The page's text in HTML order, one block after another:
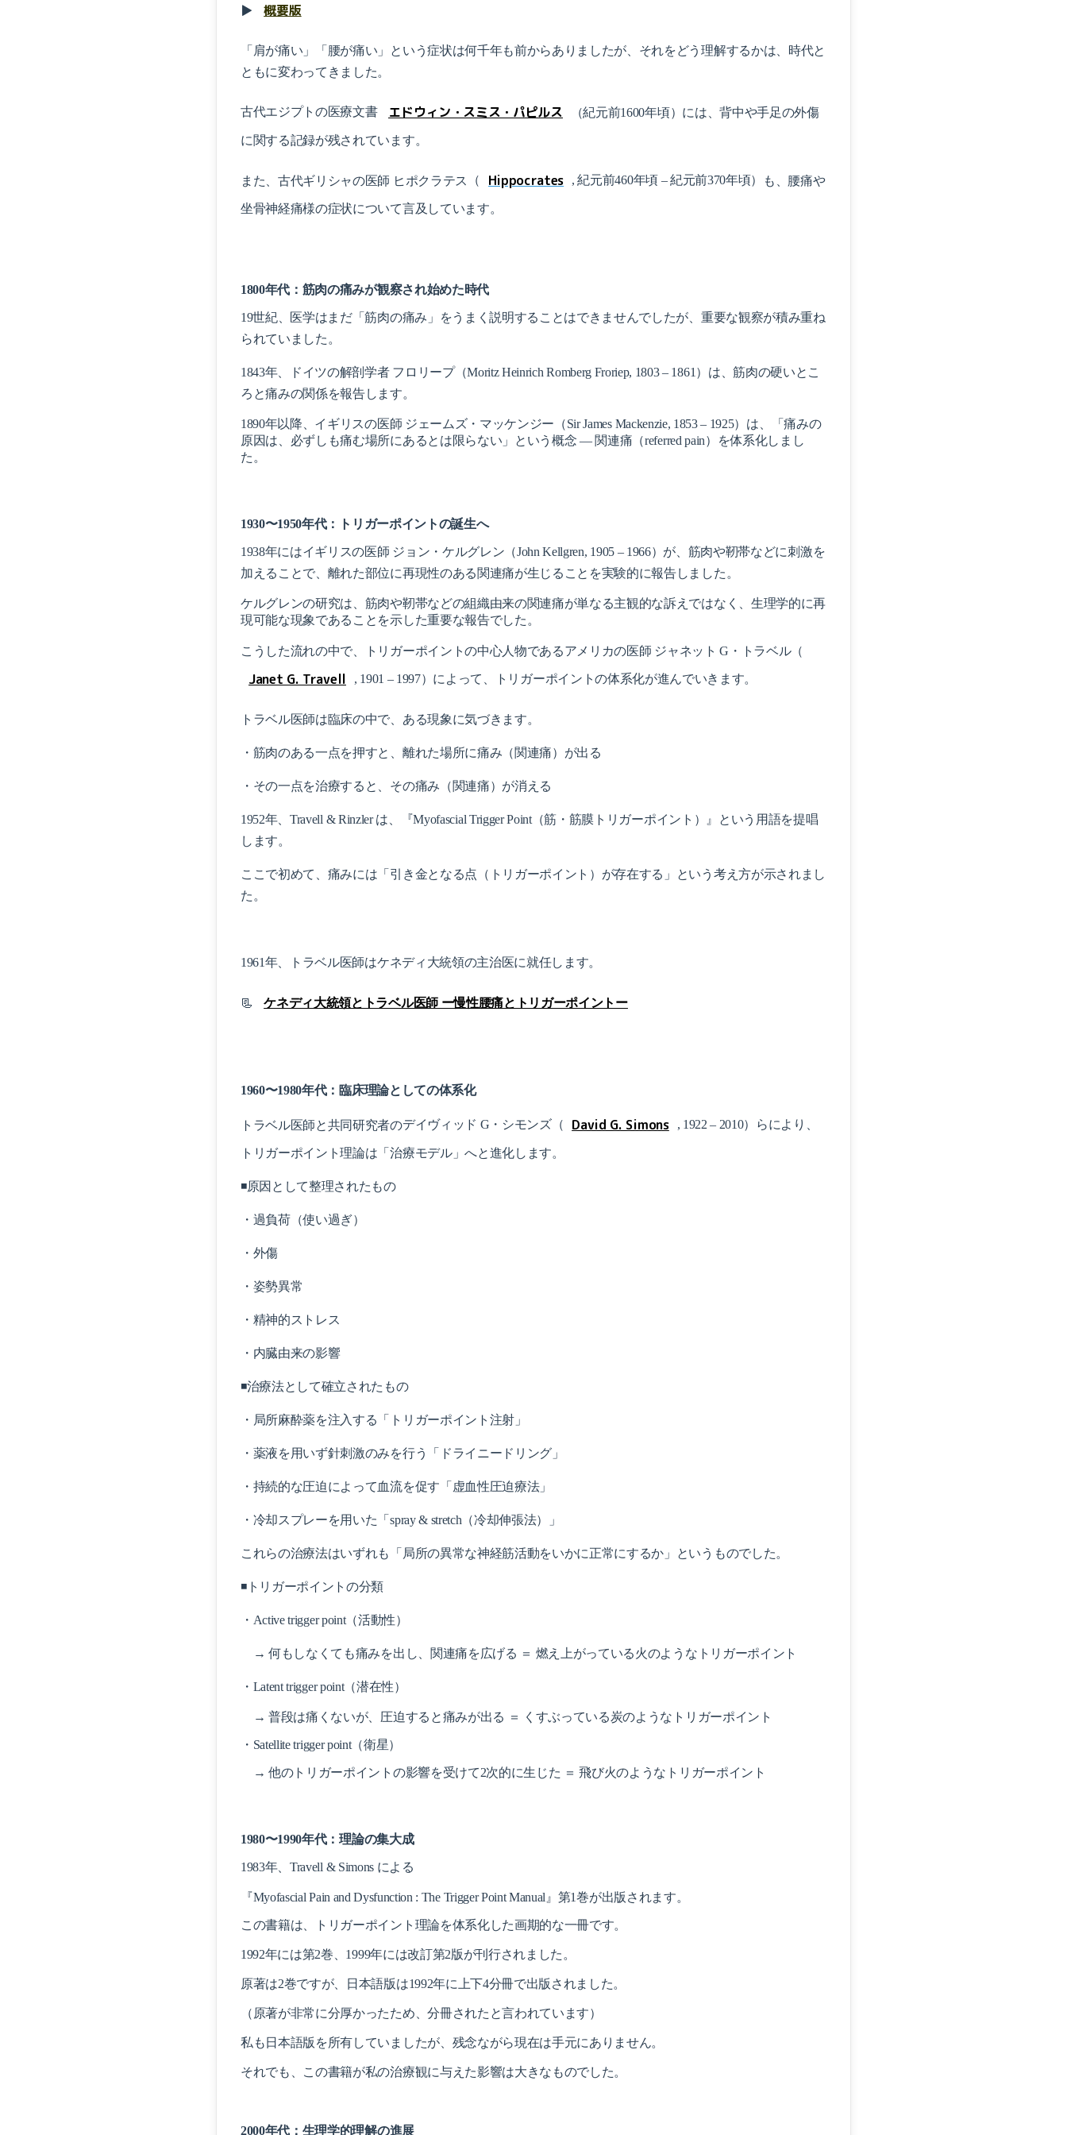
▶︎ 概要版
「肩が痛い」「腰が痛い」という症状は何千年も前からありましたが、それをどう理解するかは、時代と
ともに変わってきました。
古代エジプトの医療文書 エドウィン・スミス・ パピルス （紀元前1600年頃）には、背中や手足の外傷
に関する記録が残されています。
また、古代ギリシャの医師 ヒポクラテス （ Hippocrates , 紀元前460年頃 – 紀元前370年頃） も、腰痛や
坐骨神経痛様の症状について言及しています。
1800年代：筋肉の痛みが観察され始めた時代
19世紀、医学はまだ「筋肉の痛み」をうまく説明することはできませんでしたが、重要な観察が積み重ね
られていました。
1843年、ドイツの解剖学者 フロリープ（Moritz Heinrich Romberg Froriep, 1803 – 1861） は、筋肉の硬いとこ
ろと痛みの関係を報告します。
1890年以降、イギリスの医師 ジェームズ・マッケンジー（Sir James Mackenzie, 1853 – 1925） は、「痛みの
原因は、必ずしも痛む場所にあるとは限らない」という概念 ― 関連痛（referred pain）を体系化しまし
た。
1930〜1950年代：トリガーポイントの誕生へ
1938年にはイギリスの医師 ジョン・ケルグレン（John Kellgren, 1905 – 1966） が、筋肉や靭帯などに刺激を
加えることで、離れた部位に再現性のある関連痛が生じることを実験的に報告しました。
ケルグレンの研究は、筋肉や靭帯などの組織由来の関連痛が単なる主観的な訴えではなく、生理学的に再
現可能な現象であることを示した重要な報告でした。
こうした流れの中で、 トリガーポイントの中心人物であるアメリカの医師 ジャネット G・トラベル（
Janet G. Travell , 1901 – 1997）によって、トリガーポイントの体系化が進んでいきます。
トラベル医師は臨床の中で、ある現象に気づきます。
・筋肉のある一点を押すと、離れた場所に痛み（関連痛）が出る
・その一点を治療すると、その痛み（関連痛）が消える
1952年、Travell & Rinzler は、
『Myofascial Trigger Point（筋・筋膜トリガーポイント）』という用語を提唱
します。
ここで初めて、痛みには「引き金となる点（トリガーポイント）が存在する」という考え方が示されまし
た。
1961年、トラベル医師はケネディ大統領の主治医に就任します。
📃 ケネディ大統領とトラベル医師 ー慢性腰痛とトリガーポイントー
1960〜1980年代：臨床理論としての体系化
トラベル医師と共同研究者のデイヴィッド G・シモンズ（ David G. Simons , 1922 – 2010）らにより、
トリガーポイント理論は「治療モデル」へと進化します。
◾️原因として整理されたもの
・過負荷（使い過ぎ）
・外傷
・姿勢異常
・精神的ストレス
・内臓由来の影響
◾️治療法として確立されたもの
・局所麻酔薬を注入する「トリガーポイント注射」
・薬液を用いず針刺激のみを行う「ドライニードリング」
・持続的な圧迫によって血流を促す「虚血性圧迫療法」
・冷却スプレーを用いた「spray & stretch（冷却伸張法）」
これらの治療法はいずれも「局所の異常な神経筋活動をいかに正常にするか」というものでした。
◾️トリガーポイントの分類
・Active trigger point（活動性）
→ 何もしなくても痛みを出し、関連痛を広げる ＝ 燃え上がっている火のようなトリガーポイント
・Latent trigger point（潜在性）
→ 普段は痛くないが、圧迫すると痛みが出る ＝ くすぶっている炭のようなトリガーポイント
・Satellite trigger point（衛星）
→ 他のトリガーポイントの影響を受けて2次的に生じた ＝ 飛び火のようなトリガーポイント
1980〜1990年代：理論の集大成
1983年、Travell & Simons による
『Myofascial Pain and Dysfunction : The Trigger Point Manual』第1巻が出版されます。
この書籍は、トリガーポイント理論を体系化した画期的な一冊です。
1992年には第2巻、1999年には改訂第2版が刊行されました。
原著は2巻ですが、日本語版は1992年に上下4分冊で出版されました。
（原著が非常に分厚かったため、分冊されたと言われています）
私も日本語版を所有していましたが、残念ながら現在は手元にありません。
それでも、この書籍が私の治療観に与えた影響は大きなものでした。
2000年代：生理学的理解の進展